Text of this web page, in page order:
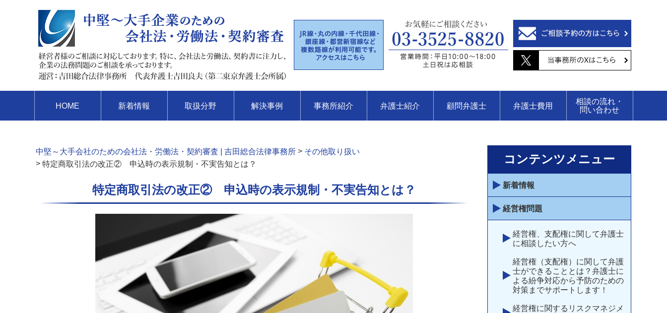
HOME 新着情報 取扱分野 解決事例 事務所紹介 弁護士紹介 顧問弁護士 弁護士費用
相談の流れ・
問い合わせ
中堅～大手会社のための会社法・労働法・契約審査 | 吉田総合法律事務所 > その他取り扱い
> 特定商取引法の改正② 申込時の表示規制・不実告知とは？
特定商取引法の改正② 申込時の表示規制・不実告知とは？
コンテンツメニュー
新着情報
経営権問題
経営権、支配権に関して弁護士
に相談したい方へ
経営権（支配権）に関して弁護
士ができることとは？弁護士に
よる紛争対応から予防のための
対策までサポートします！
経営権に関するリスクマネジメ